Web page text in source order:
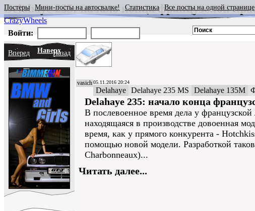
CrazyWheels
Постеры Мини-посты на автосвалке! Статистика Все посты на одной странице
Войти:
Вперед НаверхНазад
vasich05.11.2016 20:24
Delahaye Delahaye 235 MS Delahaye 135M
Delahaye 235: начало конца
В послевоенное время дела у
находящаяся в производстве довоенная
время, как у прямого конкурента -
помощью новой модели. Разработкой
Charbonneaux)...
Читать далее...
Delahaye 235: начало конца французской